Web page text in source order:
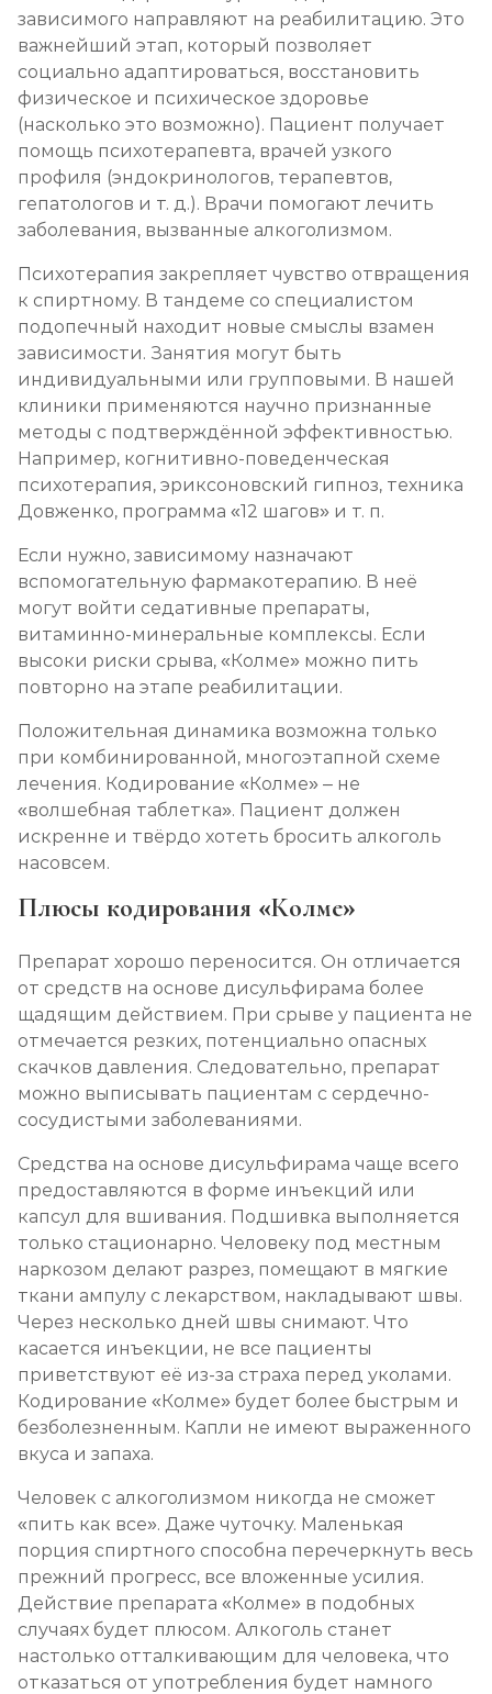
зависимого направляют на реабилитацию. Это
важнейший этап, который позволяет
социально адаптироваться, восстановить
физическое и психическое здоровье
(насколько это возможно). Пациент получает
помощь психотерапевта, врачей узкого
профиля (эндокринологов, терапевтов,
гепатологов и т. д.). Врачи помогают лечить
заболевания, вызванные алкоголизмом.
Психотерапия закрепляет чувство отвращения
к спиртному. В тандеме со специалистом
подопечный находит новые смыслы взамен
зависимости. Занятия могут быть
индивидуальными или групповыми. В нашей
клиники применяются научно признанные
методы с подтверждённой эффективностью.
Например, когнитивно-поведенческая
психотерапия, эриксоновский гипноз, техника
Довженко, программа «12 шагов» и т. п.
Если нужно, зависимому назначают
вспомогательную фармакотерапию. В неё
могут войти седативные препараты,
витаминно-минеральные комплексы. Если
высоки риски срыва, «Колме» можно пить
повторно на этапе реабилитации.
Положительная динамика возможна только
при комбинированной, многоэтапной схеме
лечения. Кодирование «Колме» – не
«волшебная таблетка». Пациент должен
искренне и твёрдо хотеть бросить алкоголь
насовсем.
Плюсы кодирования «Колме»
Препарат хорошо переносится. Он отличается
от средств на основе дисульфирама более
щадящим действием. При срыве у пациента не
отмечается резких, потенциально опасных
скачков давления. Следовательно, препарат
можно выписывать пациентам с сердечно-
сосудистыми заболеваниями.
Средства на основе дисульфирама чаще всего
предоставляются в форме инъекций или
капсул для вшивания. Подшивка выполняется
только стационарно. Человеку под местным
наркозом делают разрез, помещают в мягкие
ткани ампулу с лекарством, накладывают швы.
Через несколько дней швы снимают. Что
касается инъекции, не все пациенты
приветствуют её из-за страха перед уколами.
Кодирование «Колме» будет более быстрым и
безболезненным. Капли не имеют выраженного
вкуса и запаха.
Человек с алкоголизмом никогда не сможет
«пить как все». Даже чуточку. Маленькая
порция спиртного способна перечеркнуть весь
прежний прогресс, все вложенные усилия.
Действие препарата «Колме» в подобных
случаях будет плюсом. Алкоголь станет
настолько отталкивающим для человека, что
отказаться от употребления будет намного